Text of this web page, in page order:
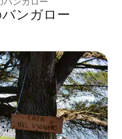
ンガロー